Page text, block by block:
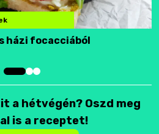
házi focacciából
a hétvégén? Oszd meg
is a receptet!